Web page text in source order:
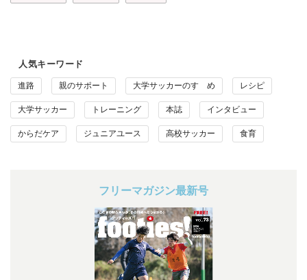
人気キーワード
進路 親のサポート 大学サッカーのすゝめ レシピ
大学サッカー トレーニング 本誌 インタビュー
からだケア ジュニアユース 高校サッカー 食育
フリーマガジン最新号